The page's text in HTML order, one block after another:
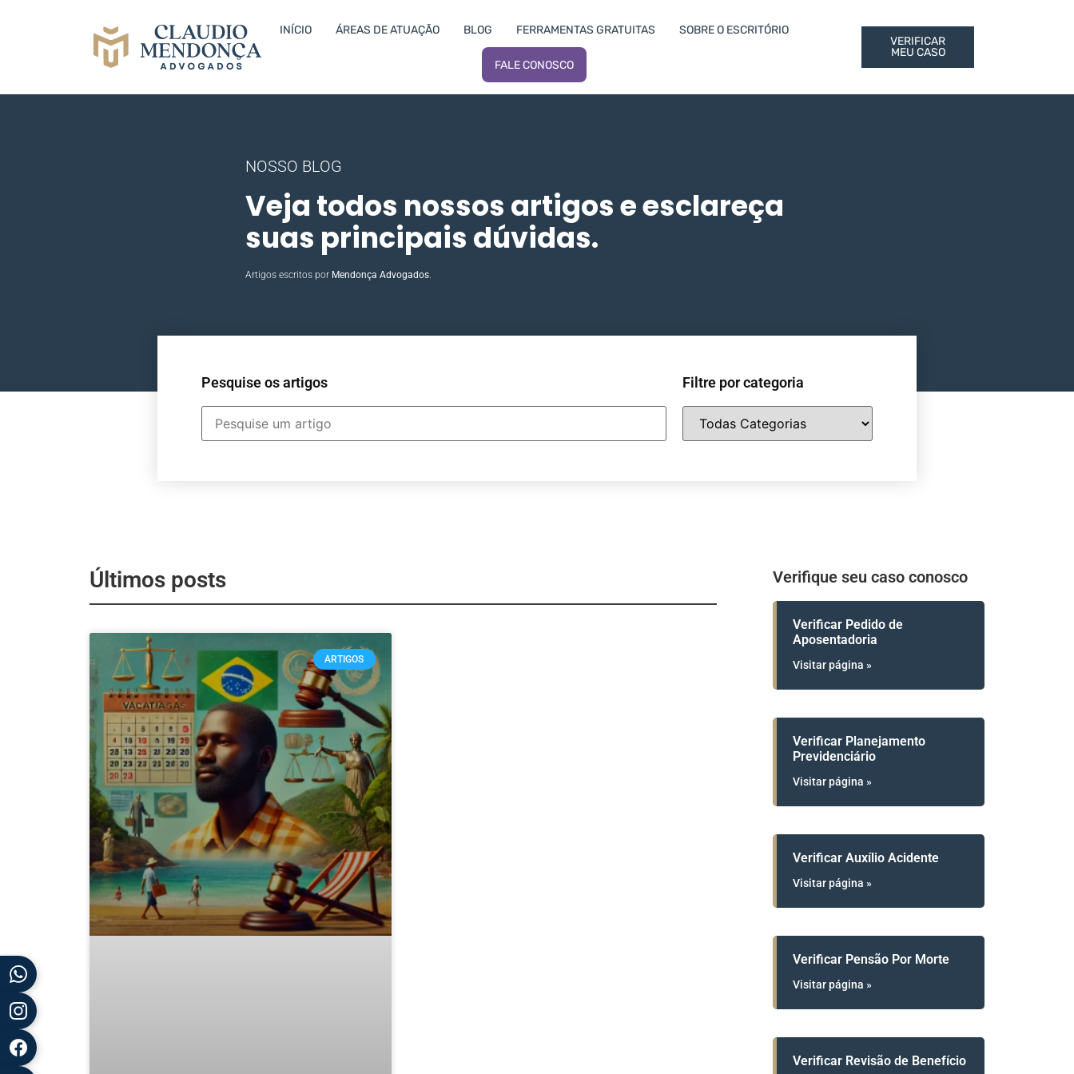
INÍCIO ÁREAS DE ATUAÇÃO BLOG FERRAMENTAS GRATUITAS SOBRE O ESCRITÓRIO
FALE CONOSCO
VERIFICAR
MEU CASO
NOSSO BLOG
Veja todos nossos artigos e esclareça
suas principais dúvidas.
Artigos escritos por Mendonça Advogados.
Pesquise os artigos Filtre por categoria
Últimos posts
ARTIGOS
Verifique seu caso conosco
Verificar Pedido de
Aposentadoria
Visitar página »
Verificar Planejamento
Previdenciário
Visitar página »
Verificar Auxílio Acidente
Visitar página »
Verificar Pensão Por Morte
Visitar página »
Verificar Revisão de Benefício